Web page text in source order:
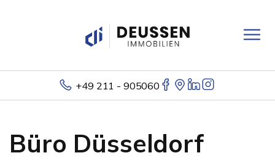
+49 211 - 905060
Büro Düsseldorf